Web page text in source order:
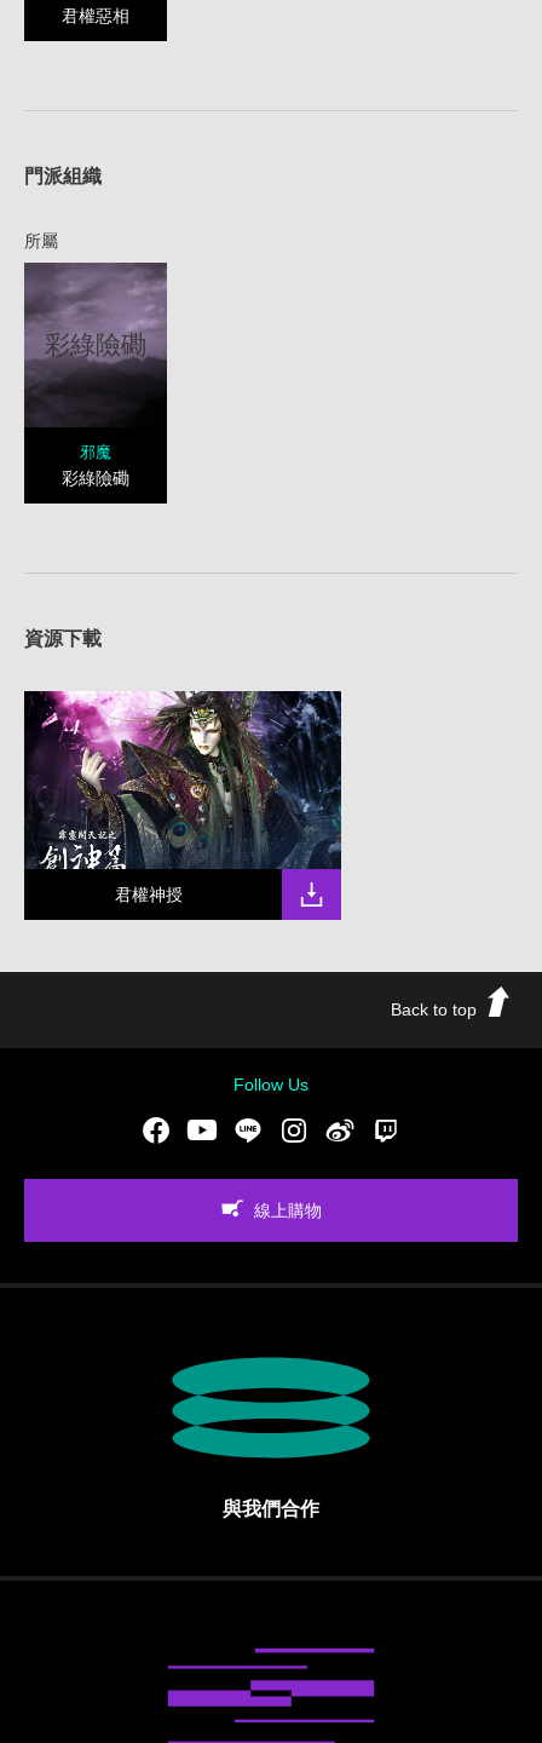
君權惡相
門派組織
所屬
彩綠險磡
邪魔
彩綠險磡
資源下載
君權神授
Back to top
Follow Us
FacebookYoutubeLINE Instgram新浪微博
線上購物
與我們合作